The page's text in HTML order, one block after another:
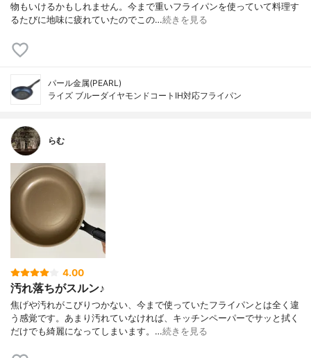
物もいけるかもしれません。今まで重いフライパンを使っていて料理す
るたびに地味に疲れていたのでこの…続きを見る
パール金属(PEARL)
ライズ ブルーダイヤモンドコートIH対応フライパン
らむ
4.00
汚れ落ちがスルン♪
焦げや汚れがこびりつかない、今まで使っていたフライパンとは全く違
う感覚です。あまり汚れていなければ、キッチンペーパーでサッと拭く
だけでも綺麗になってしまいます。…続きを見る